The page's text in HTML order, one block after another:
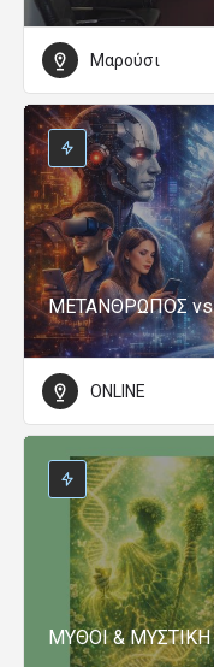
Μαρούσι
ΜΕΤΑΝΘΡΩΠΟΣ
ONLINE
ΜΥΘΟΙ & ΜΥΣΤΙΚΗ